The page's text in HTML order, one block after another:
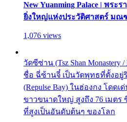
New Yuanming Palace | พร
ยิ่งใหญ่แห่งประวัติศาสตร์ มณ
1,076 views
วัดซีซ่าน (Tsz Shan
ชื่อ ฉี่ซ้านจี๋ เป็นวัดพุทธที่ตั้งอยู่
(Repulse Bay) ในฮ่องกง โดด
ขาวขนาดใหญ่ สูงถึง 76 เมตร
ที่สูงเป็นอันดับต้นๆ ของโลก